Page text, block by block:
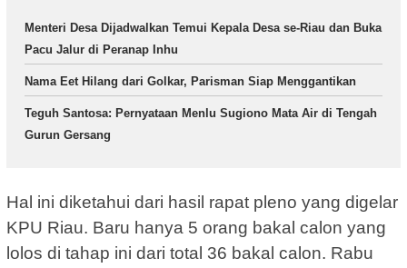
Menteri Desa Dijadwalkan Temui Kepala Desa se-Riau dan Buka
Pacu Jalur di Peranap Inhu
Nama Eet Hilang dari Golkar, Parisman Siap Menggantikan
Teguh Santosa: Pernyataan Menlu Sugiono Mata Air di Tengah
Gurun Gersang
Hal ini diketahui dari hasil rapat pleno yang digelar
KPU Riau. Baru hanya 5 orang bakal calon yang
lolos di tahap ini dari total 36 bakal calon. Rabu